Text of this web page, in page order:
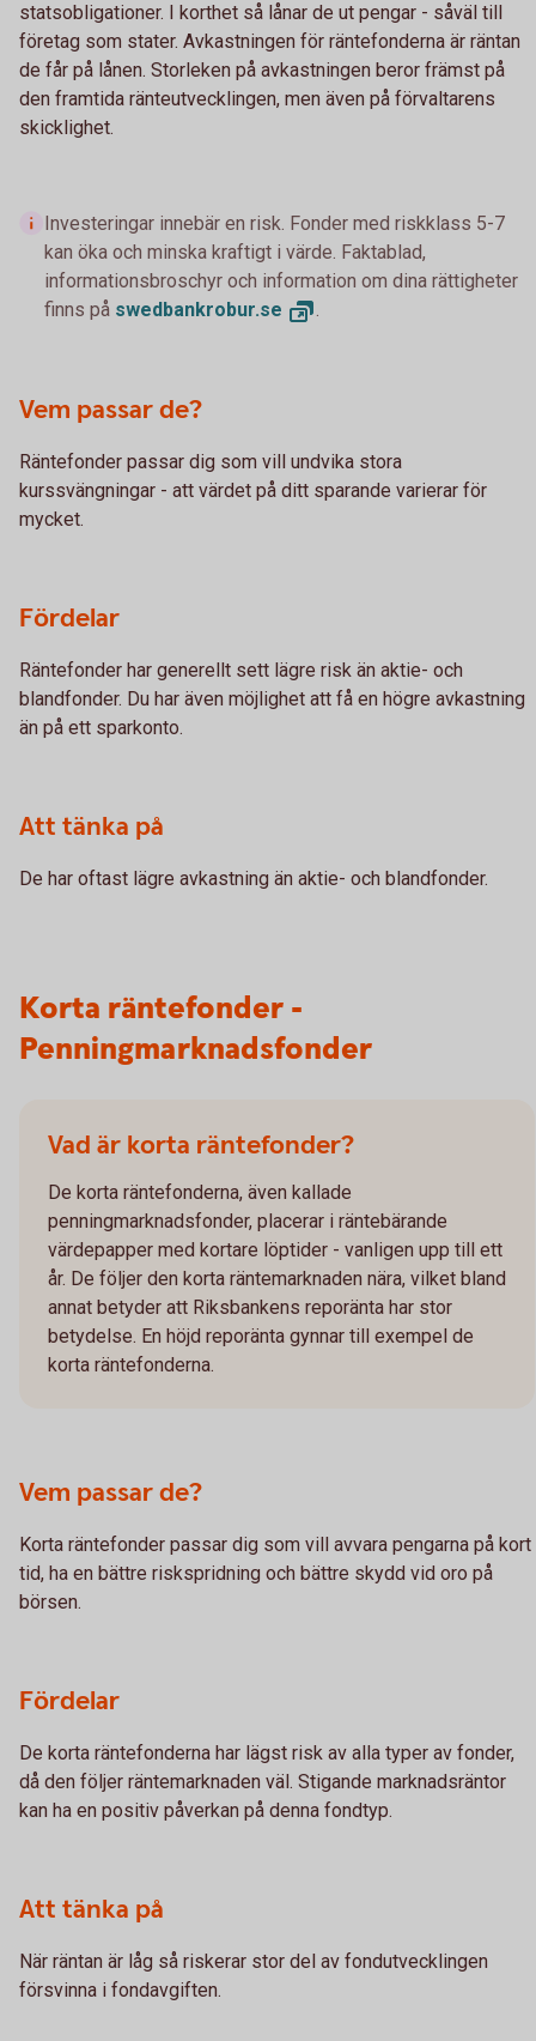
statsobligationer. I korthet så lånar de ut pengar - såväl till
företag som stater. Avkastningen för räntefonderna är räntan
de får på lånen. Storleken på avkastningen beror främst på
den framtida ränteutvecklingen, men även på förvaltarens
skicklighet.
Investeringar innebär en risk. Fonder med riskklass 5-7
kan öka och minska kraftigt i värde. Faktablad,
informationsbroschyr och information om dina rättigheter
finns på swedbankrobur.se .
Vem passar de?
Räntefonder passar dig som vill undvika stora
kurssvängningar - att värdet på ditt sparande varierar för
mycket.
Fördelar
Räntefonder har generellt sett lägre risk än aktie- och
blandfonder. Du har även möjlighet att få en högre avkastning
än på ett sparkonto.
Att tänka på
De har oftast lägre avkastning än aktie- och blandfonder.
Korta räntefonder -
Penningmarknadsfonder
Vad är korta räntefonder?
De korta räntefonderna, även kallade
penningmarknadsfonder, placerar i räntebärande
värdepapper med kortare löptider - vanligen upp till ett
år. De följer den korta räntemarknaden nära, vilket bland
annat betyder att Riksbankens reporänta har stor
betydelse. En höjd reporänta gynnar till exempel de
korta räntefonderna.
Vem passar de?
Korta räntefonder passar dig som vill avvara pengarna på kort
tid, ha en bättre riskspridning och bättre skydd vid oro på
börsen.
Fördelar
De korta räntefonderna har lägst risk av alla typer av fonder,
då den följer räntemarknaden väl. Stigande marknadsräntor
kan ha en positiv påverkan på denna fondtyp.
Att tänka på
När räntan är låg så riskerar stor del av fondutvecklingen
försvinna i fondavgiften.